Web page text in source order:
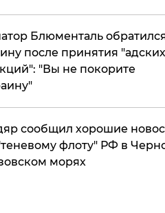
Блюменталь
после принятия "адских
"Вы не покорите
сообщил хорошие
флоту" РФ в
морях